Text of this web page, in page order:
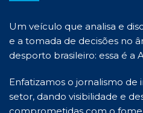
Um veículo que analisa e
e a tomada de decisões no
desporto brasileiro: essa é a
Enfatizamos o jornalismo de
setor, dando visibilidade e
comprometidas com o